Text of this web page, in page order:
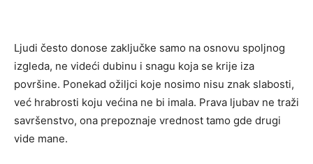
Ljudi često donose zaključke samo na osnovu spoljnog
izgleda, ne videći dubinu i snagu koja se krije iza
površine. Ponekad ožiljci koje nosimo nisu znak slabosti,
već hrabrosti koju većina ne bi imala. Prava ljubav ne traži
savršenstvo, ona prepoznaje vrednost tamo gde drugi
vide mane.